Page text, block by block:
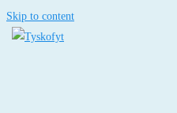
Skip to content